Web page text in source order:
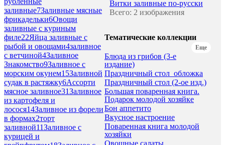
заливные7Заливные мясные
фрикадельки6Овощи
заливные с куриным
филе22Яйца заливные с
рыбой и овощами4заливное
с ветчиной4Заливное
Знакомство9Заливное с
морским окунем15Заливной
судак в растяжку6Ассорти
мясное заливное31Заливное
из картофеля и
лосося14Заливное из форели
в формах2торт
заливной11Заливное с
курицей и
Витки заливные по-русски
Всего: 2 изображения
Тематические коллекции
Еще
Блюда из грибов (3-е
издание)
Праздничный стол_обложка
Праздничный стол (2-ое изд.)
Большая поваренная книга.
Подарок молодой хозяйке
Бон аппетито
Вкусное настроение
Поваренная книга молодой
хозяйки
Овощные салаты